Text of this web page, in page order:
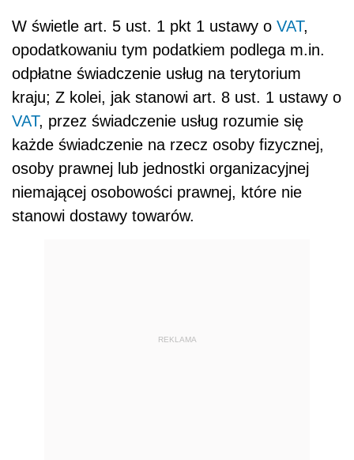
W świetle art. 5 ust. 1 pkt 1 ustawy o VAT,
opodatkowaniu tym podatkiem podlega m.in.
odpłatne świadczenie usług na terytorium
kraju; Z kolei, jak stanowi art. 8 ust. 1 ustawy o
VAT, przez świadczenie usług rozumie się
każde świadczenie na rzecz osoby fizycznej,
osoby prawnej lub jednostki organizacyjnej
niemającej osobowości prawnej, które nie
stanowi dostawy towarów.
REKLAMA